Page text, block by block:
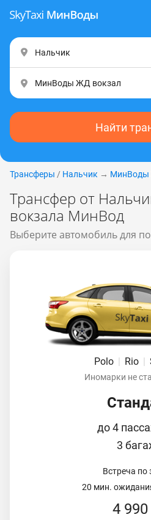
Найти
Трансферы / Нальчик → МинВоды
Трансфер от
вокзала МинВод
Выберите автомобиль для
Polo | Rio |
Иномарки не
до 4
3
Встреча по
20 мин.
4